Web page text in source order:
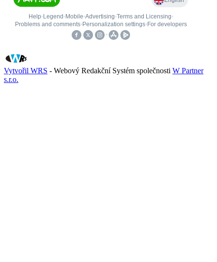
Vytvořil WRS - Webový Redakční Systém společnosti W Partner
s.r.o.